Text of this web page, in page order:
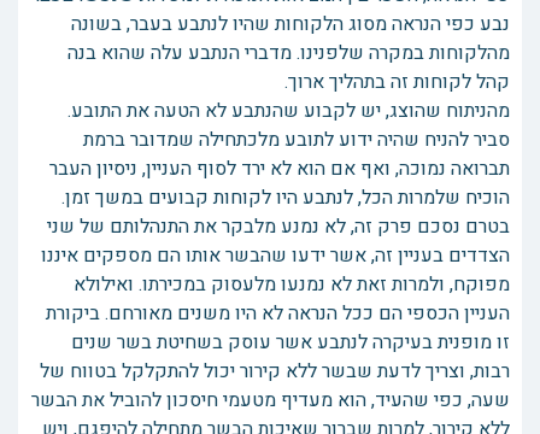
נבע כפי הנראה מסוג הלקוחות שהיו לנתבע בעבר, בשונה
מהלקוחות במקרה שלפנינו. מדברי הנתבע עלה שהוא בנה
קהל לקוחות זה בתהליך ארוך.
מהניתוח שהוצג, יש לקבוע שהנתבע לא הטעה את התובע.
סביר להניח שהיה ידוע לתובע מלכתחילה שמדובר ברמת
תברואה נמוכה, ואף אם הוא לא ירד לסוף העניין, ניסיון העבר
הוכיח שלמרות הכל, לנתבע היו לקוחות קבועים במשך זמן.
בטרם נסכם פרק זה, לא נמנע מלבקר את התנהלותם של שני
הצדדים בעניין זה, אשר ידעו שהבשר אותו הם מספקים איננו
מפוקח, ולמרות זאת לא נמנעו מלעסוק במכירתו. ואילולא
העניין הכספי הם ככל הנראה לא היו משנים מאורחם. ביקורת
זו מופנית בעיקרה לנתבע אשר עוסק בשחיטת בשר שנים
רבות, וצריך לדעת שבשר ללא קירור יכול להתקלקל בטווח של
שעה, כפי שהעיד, הוא מעדיף מטעמי חיסכון להוביל את הבשר